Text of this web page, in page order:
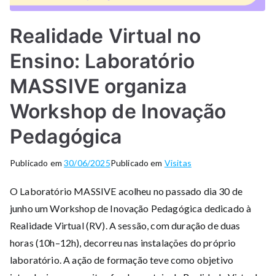
Realidade Virtual no
Ensino: Laboratório
MASSIVE organiza
Workshop de Inovação
Pedagógica
Publicado em30/06/2025Publicado em Visitas
O Laboratório MASSIVE acolheu no passado dia 30 de
junho um Workshop de Inovação Pedagógica dedicado à
Realidade Virtual (RV). A sessão, com duração de duas
horas (10h–12h), decorreu nas instalações do próprio
laboratório. A ação de formação teve como objetivo